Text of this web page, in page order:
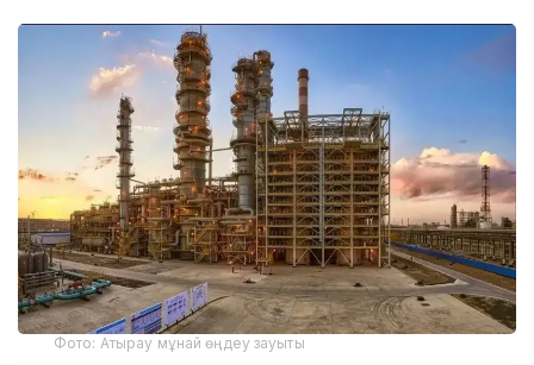
Фото: Атырау мұнай өңдеу зауыты